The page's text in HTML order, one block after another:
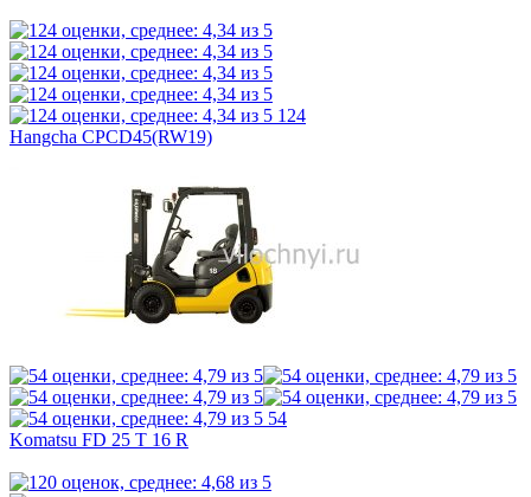
124
Hangcha CPCD45(RW19)
54
Komatsu FD 25 T 16 R